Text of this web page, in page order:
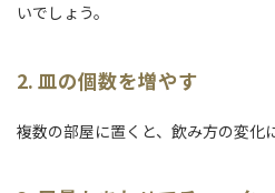
いでしょう。
2. 皿の個数を増やす
複数の部屋に置くと、飲み方の変化